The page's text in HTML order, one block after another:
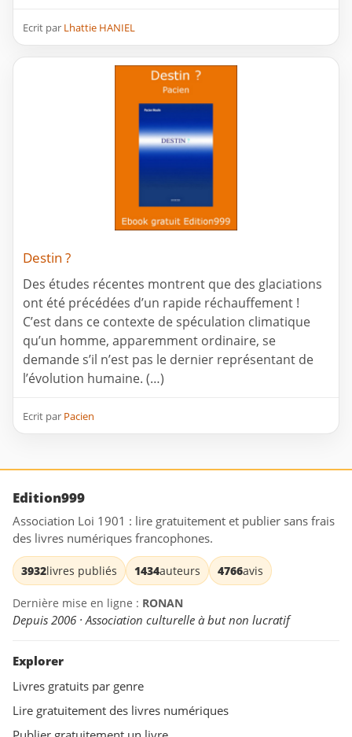
Ecrit par Lhattie HANIEL
Destin ?
Des études récentes montrent que des glaciations
ont été précédées d’un rapide réchauffement !
C’est dans ce contexte de spéculation climatique
qu’un homme, apparemment ordinaire, se
demande s’il n’est pas le dernier représentant de
l’évolution humaine. (…)
Ecrit par Pacien
Edition999
Association Loi 1901 : lire gratuitement et publier sans frais
des livres numériques francophones.
3932livres publiés 1434auteurs 4766avis
Dernière mise en ligne : RONAN
Depuis 2006 · Association culturelle à but non lucratif
Explorer
Livres gratuits par genre
Lire gratuitement des livres numériques